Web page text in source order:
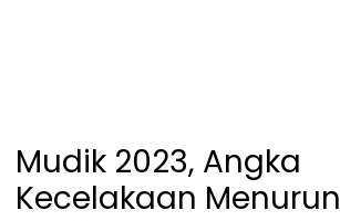
Mudik 2023, Angka
Kecelakaan Menurun